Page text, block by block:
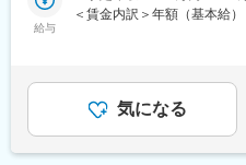
■働き方
社用車を利用して自宅から
■将来的なキャリア：
医療営業として専門性を磨
業部やグループ会社への異
やバイオベンチャーとの繋
■充実したサポート体制：
配属後は担当マネージャー
みや、キャリア形成の相談
す。また知識・スキルレベ
給与
＜賃金内訳＞年額（基本給
支給）※ただし支給条件があ
あり、選考を通じて上下す
手当を含めた表記です。
気になる